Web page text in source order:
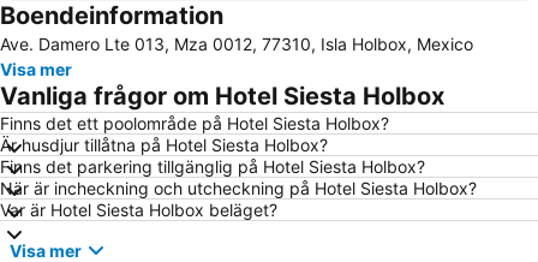
Boendeinformation
Ave. Damero Lte 013, Mza 0012, 77310, Isla Holbox, Mexico
Visa mer
Vanliga frågor om Hotel Siesta Holbox
Finns det ett poolområde på Hotel Siesta Holbox?
Är husdjur tillåtna på Hotel Siesta Holbox?
Finns det parkering tillgänglig på Hotel Siesta Holbox?
När är incheckning och utcheckning på Hotel Siesta Holbox?
Var är Hotel Siesta Holbox beläget?
Visa mer